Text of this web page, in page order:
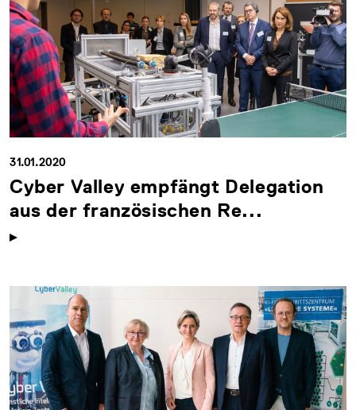
31.01.2020
Cyber Valley empfängt Delegation
aus der französischen Re...